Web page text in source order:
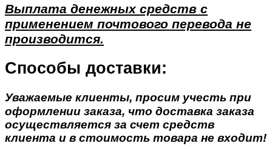
Выплата денежных средств с
применением почтового перевода не
производится.
Способы доставки:
Уважаемые клиенты, просим учесть при
оформлении заказа, что доставка заказа
осуществляется за счет средств
клиента и в стоимость товара не входит!